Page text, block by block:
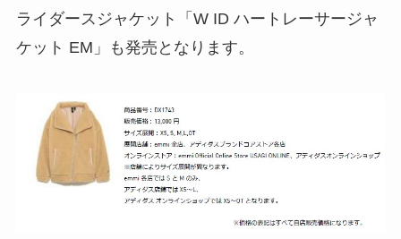
ライダースジャケット「W ID ハートレーサージャ
ケット EM」も発売となります。